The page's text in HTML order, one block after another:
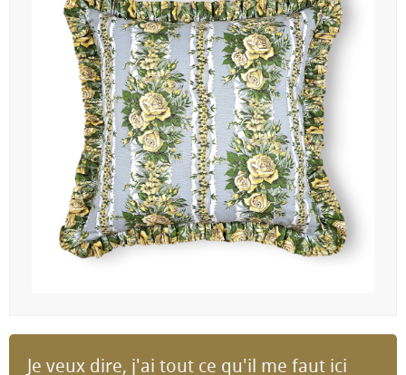
Je veux dire, j'ai tout ce qu'il me faut ici